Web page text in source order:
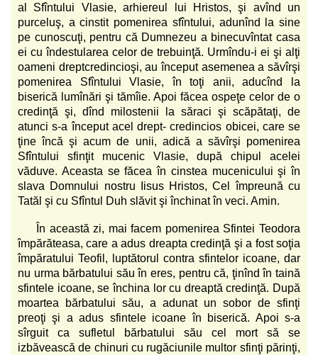
al Sfîntului Vlasie, arhiereul lui Hristos, şi avînd un
purceluş, a cinstit pomenirea sfîntului, adunînd la sine
pe cunoscuţi, pentru că Dumnezeu a binecuvîntat casa
ei cu îndestularea celor de trebuinţă. Urmîndu-i ei şi alţi
oameni dreptcredincioşi, au început asemenea a săvîrşi
pomenirea Sfîntului Vlasie, în toţi anii, aducînd la
biserică lumînări şi tămîie. Apoi făcea ospeţe celor de o
credinţă şi, dînd milostenii la săraci şi scăpătaţi, de
atunci s-a început acel drept- credincios obicei, care se
ţine încă şi acum de unii, adică a săvîrşi pomenirea
Sfîntului sfinţit mucenic Vlasie, după chipul acelei
văduve. Aceasta se făcea în cinstea mucenicului şi în
slava Domnului nostru Iisus Hristos, Cel împreună cu
Tatăl şi cu Sfîntul Duh slăvit şi închinat în veci. Amin.
În această zi, mai facem pomenirea Sfintei Teodora
împărăteasa, care a adus dreapta credinţă şi a fost soţia
împăratului Teofil, luptătorul contra sfintelor icoane, dar
nu urma bărbatului său în eres, pentru că, ţinînd în taină
sfintele icoane, se închina lor cu dreaptă credinţă. După
moartea bărbatului său, a adunat un sobor de sfinţi
preoţi şi a adus sfintele icoane în biserică. Apoi s-a
sîrguit ca sufletul bărbatului său cel mort să se
izbăvească de chinuri cu rugăciunile multor sfinţi părinţi,